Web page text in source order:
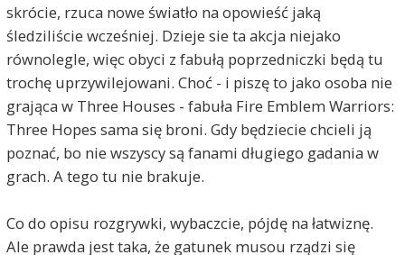
skrócie, rzuca nowe światło na opowieść jaką
śledziliście wcześniej. Dzieje sie ta akcja niejako
równolegle, więc obyci z fabułą poprzedniczki będą tu
trochę uprzywilejowani. Choć - i piszę to jako osoba nie
grająca w Three Houses - fabuła Fire Emblem Warriors:
Three Hopes sama się broni. Gdy będziecie chcieli ją
poznać, bo nie wszyscy są fanami długiego gadania w
grach. A tego tu nie brakuje.
Co do opisu rozgrywki, wybaczcie, pójdę na łatwiznę.
Ale prawda jest taka, że gatunek musou rządzi się